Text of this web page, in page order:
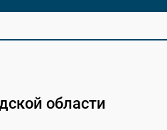
области